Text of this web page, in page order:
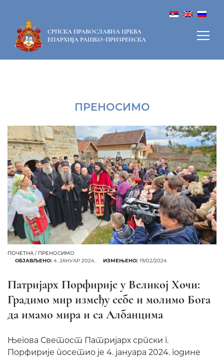
СРПСКА ПРАВОСЛАВНА ЦРКВА
ЕПАРХИЈА РАШКО-ПРИЗРЕНСКА
ПРЕНОСИМО
ПОЧЕТНА / ПРЕНОСИМО
ОБЈАВЉЕНО: 4. ЈАНУАР 2024. ИЗМЕЊЕНО: 19/02/2024
Патријарх Порфирије у Великој Хочи:
Градимо мир између себе и молимо Бога
да имамо мира и са Албанцима
Његова Светост Патријарх српски г.
Порфирије посетио је 4. јануара 2024. године